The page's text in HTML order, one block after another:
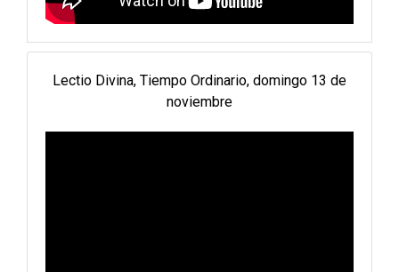
Lectio Divina, Tiempo Ordinario, domingo 13 de
noviembre